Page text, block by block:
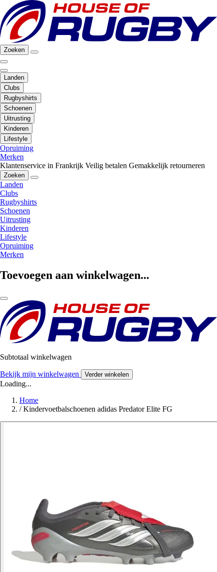
Zoeken
Landen
Clubs
Rugbyshirts
Schoenen
Uitrusting
Kinderen
Lifestyle
Opruiming
Merken
Klantenservice in Frankrijk Veilig betalen Gemakkelijk retourneren
Zoeken
Landen
Clubs
Rugbyshirts
Schoenen
Uitrusting
Kinderen
Lifestyle
Opruiming
Merken
Toevoegen aan winkelwagen...
Subtotaal winkelwagen
Bekijk mijn winkelwagen Verder winkelen
Loading...
Home
/ Kindervoetbalschoenen adidas Predator Elite FG